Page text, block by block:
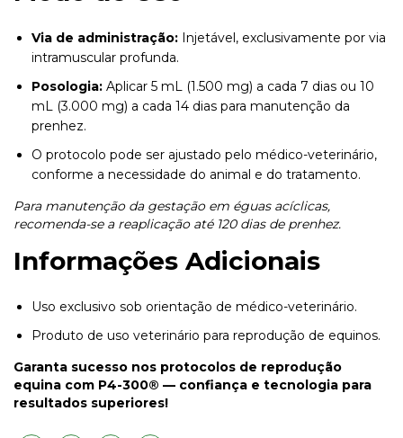
Via de administração: Injetável, exclusivamente por via
intramuscular profunda.
Posologia: Aplicar 5 mL (1.500 mg) a cada 7 dias ou 10
mL (3.000 mg) a cada 14 dias para manutenção da
prenhez.
O protocolo pode ser ajustado pelo médico-veterinário,
conforme a necessidade do animal e do tratamento.
Para manutenção da gestação em éguas acíclicas,
recomenda-se a reaplicação até 120 dias de prenhez.
Informações Adicionais
Uso exclusivo sob orientação de médico-veterinário.
Produto de uso veterinário para reprodução de equinos.
Garanta sucesso nos protocolos de reprodução
equina com P4-300® — confiança e tecnologia para
resultados superiores!